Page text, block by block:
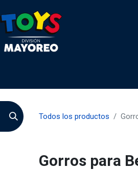
Todos los productos
Gorros para